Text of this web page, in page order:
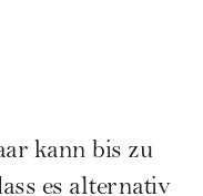
kann bis zu
es alternativ